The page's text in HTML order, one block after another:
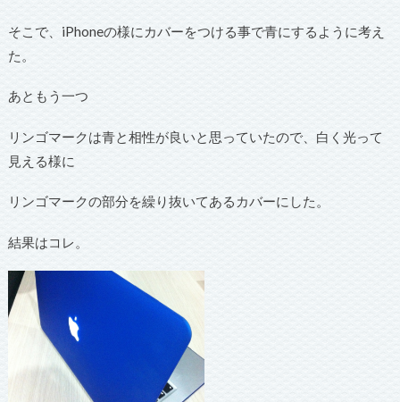
そこで、iPhoneの様にカバーをつける事で青にするように考え
た。
あともう一つ
リンゴマークは青と相性が良いと思っていたので、白く光って
見える様に
リンゴマークの部分を繰り抜いてあるカバーにした。
結果はコレ。